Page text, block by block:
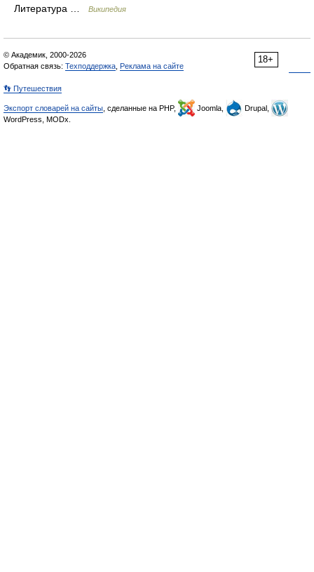
Литература …
Википедия
18+
© Академик, 2000-2026
Обратная связь: Техподдержка Реклама на сайте
👣 Путешествия
Экспорт словарей на сайты , сделанные на PHP, Joomla,
Drupal,
WordPress, MODx.